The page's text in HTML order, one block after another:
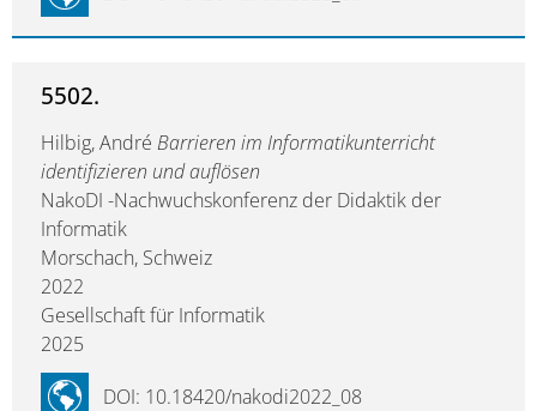
5502.
Hilbig, André Barrieren im Informatikunterricht
identifizieren und auflösen
NakoDI -Nachwuchskonferenz der Didaktik der
Informatik
Morschach, Schweiz
2022
Gesellschaft für Informatik
2025
DOI: 10.18420/nakodi2022_08